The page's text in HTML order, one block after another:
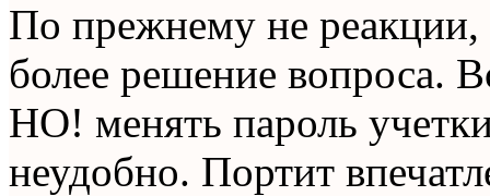
По прежнему не реакции,
более решение вопроса.
НО! менять пароль
неудобно. Портит